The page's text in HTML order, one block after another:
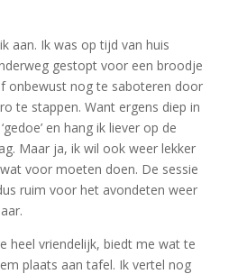
aan. Ik was op tijd van huis
gestopt voor een broodje
onbewust nog te saboteren door
te stappen. Want ergens diep in
en hang ik liever op de
Maar ja, ik wil ook weer lekker
voor moeten doen. De sessie
ruim voor het avondeten weer
heel vriendelijk, biedt me wat te
plaats aan tafel. Ik vertel nog